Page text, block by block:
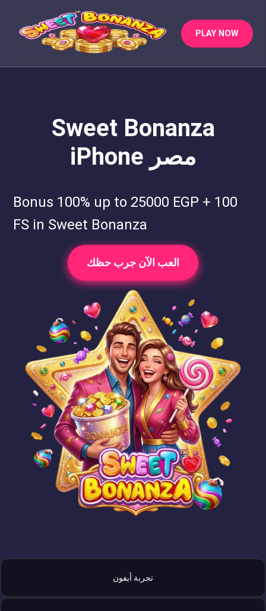
PLAY NOW
Sweet Bonanza
iPhone مصر
Bonus 100% up to 25000 EGP + 100
FS in Sweet Bonanza
العب الآن جرب حظك
تجربة أيفون